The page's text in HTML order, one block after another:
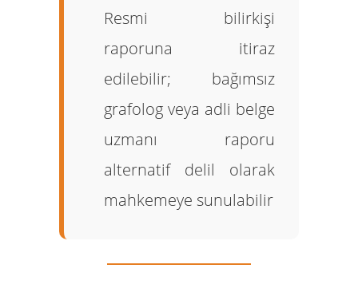
Resmi bilirkişi
raporuna itiraz
edilebilir; bağımsız
grafolog veya adli belge
uzmanı raporu
alternatif delil olarak
mahkemeye sunulabilir